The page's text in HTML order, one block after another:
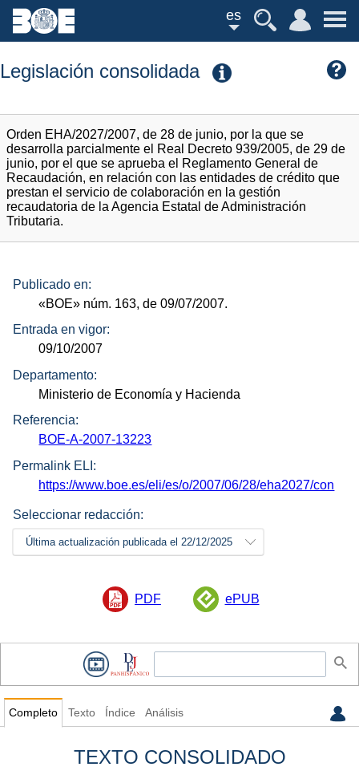
es
Legislación consolidada
Orden EHA/2027/2007, de 28 de junio, por la que se
desarrolla parcialmente el Real Decreto 939/2005, de 29 de
junio, por el que se aprueba el Reglamento General de
Recaudación, en relación con las entidades de crédito que
prestan el servicio de colaboración en la gestión
recaudatoria de la Agencia Estatal de Administración
Tributaria.
Publicado en:
«BOE» núm. 163, de 09/07/2007.
Entrada en vigor:
09/10/2007
Departamento:
Ministerio de Economía y Hacienda
Referencia:
BOE-A-2007-13223
Permalink ELI:
https://www.boe.es/eli/es/o/2007/06/28/eha2027/con
Seleccionar redacción:
Última actualización publicada el 22/12/2025
PDF ePUB
Completo Texto Índice Análisis
TEXTO CONSOLIDADO